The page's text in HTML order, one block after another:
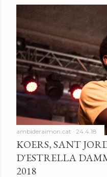
ambideraimon.cat 24.4.18
KOERS, SANT
D'ESTRELLA
2018